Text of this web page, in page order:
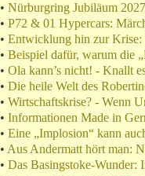
• Nürburgring Jubiläum
• P72 & 01 Hypercars:
• Entwicklung hin zur Krise:
• Beispiel dafür, warum die
• Ola kann’s nicht! - Knallt
• Die heile Welt des
• Wirtschaftskrise? - Wenn
• Informationen Made in
• Eine „Implosion“ kann
• Aus Andermatt hört man:
• Das Basingstoke-Wunder: